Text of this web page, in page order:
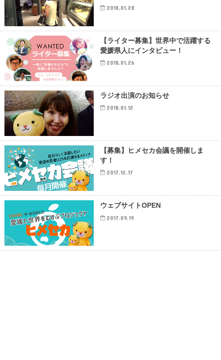
2018.01.28
【ライター募集】世界中で活躍する
愛媛県人にインタビュー！
2018.01.26
ラジオ出演のお知らせ
2018.01.12
【募集】ヒメセカ会議を開催しま
す！
2017.12.17
ウェブサイトOPEN
2017.09.19